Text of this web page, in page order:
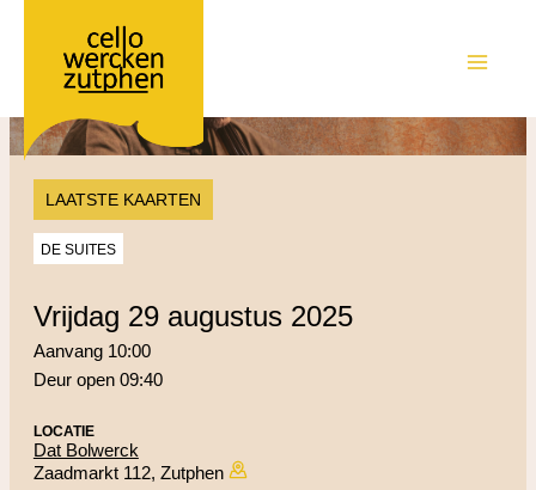
LAATSTE KAARTEN
DE SUITES
vrijdag 29 augustus 2025
Aanvang 10:00
Deur open 09:40
LOCATIE
Dat Bolwerck
Zaadmarkt 112, Zutphen